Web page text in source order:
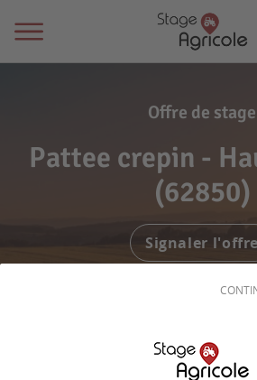
Offre de stage
Pattee crepin -
(62850)
Signaler l'offre